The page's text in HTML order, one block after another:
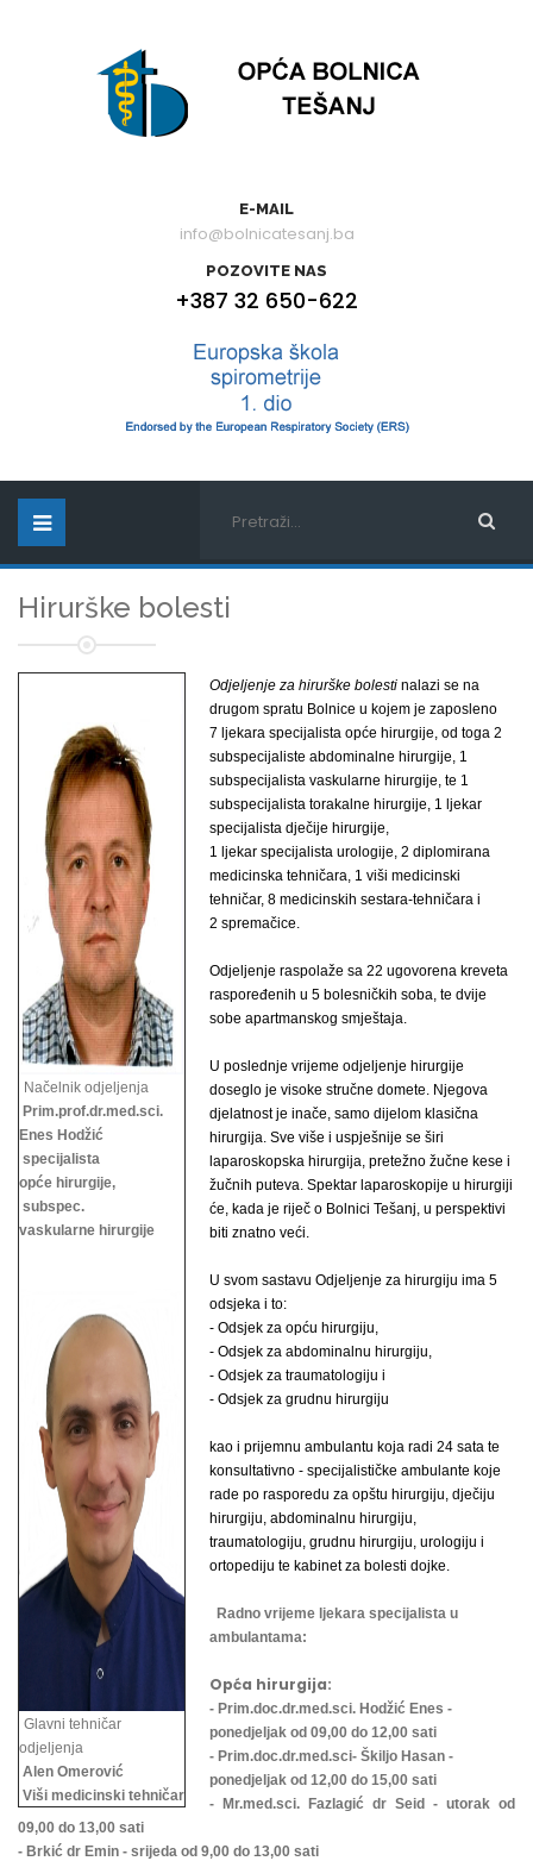
E-MAIL
info@bolnicatesanj.ba
POZOVITE NAS
+387 32 650-622
Hirurške bolesti
Načelnik odjeljenja
Prim.prof.dr.med.sci.
Enes Hodžić
specijalista
opće hirurgije,
subspec.
vaskularne hirurgije
Glavni tehničar
odjeljenja
Alen Omerović
Viši medicinski tehničar
Odjeljenje za hirurške bolesti nalazi se na
drugom spratu Bolnice u kojem je zaposleno
7 ljekara specijalista opće hirurgije, od toga 2
subspecijaliste abdominalne hirurgije, 1
subspecijalista vaskularne hirurgije, te 1
subspecijalista torakalne hirurgije, 1 ljekar
specijalista dječije hirurgije,
1 ljekar specijalista urologije, 2 diplomirana
medicinska tehničara, 1 viši medicinski
tehničar, 8 medicinskih sestara-tehničara i
2 spremačice.
Odjeljenje raspolaže sa 22 ugovorena kreveta
raspoređenih u 5 bolesničkih soba, te dvije
sobe apartmanskog smještaja.
U poslednje vrijeme odjeljenje hirurgije
doseglo je visoke stručne domete. Njegova
djelatnost je inače, samo dijelom klasična
hirurgija. Sve više i uspješnije se širi
laparoskopska hirurgija, pretežno žučne kese i
žučnih puteva. Spektar laparoskopije u hirurgiji
će, kada je riječ o Bolnici Tešanj, u perspektivi
biti znatno veći.
U svom sastavu Odjeljenje za hirurgiju ima 5
odsjeka i to:
- Odsjek za opću hirurgiju,
- Odsjek za abdominalnu hirurgiju,
- Odsjek za traumatologiju i
- Odsjek za grudnu hirurgiju
kao i prijemnu ambulantu koja radi 24 sata te
konsultativno - specijalističke ambulante koje
rade po rasporedu za opštu hirurgiju, dječiju
hirurgiju, abdominalnu hirurgiju,
traumatologiju, grudnu hirurgiju, urologiju i
ortopediju te kabinet za bolesti dojke.
Radno vrijeme ljekara specijalista u
ambulantama:
Opća hirurgija:
- Prim.doc.dr.med.sci. Hodžić Enes -
ponedjeljak od 09,00 do 12,00 sati
- Prim.doc.dr.med.sci- Škiljo Hasan -
ponedjeljak od 12,00 do 15,00 sati
- Mr.med.sci. Fazlagić dr Seid - utorak od
09,00 do 13,00 sati
- Brkić dr Emin - srijeda od 9,00 do 13,00 sati